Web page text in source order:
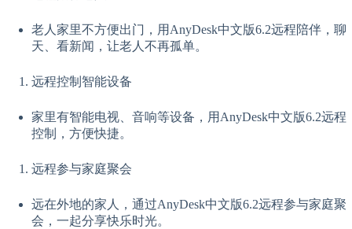
老人家里不方便出门，用AnyDesk中文版6.2远程陪伴，聊
天、看新闻，让老人不再孤单。
远程控制智能设备
家里有智能电视、音响等设备，用AnyDesk中文版6.2远程
控制，方便快捷。
远程参与家庭聚会
远在外地的家人，通过AnyDesk中文版6.2远程参与家庭聚
会，一起分享快乐时光。